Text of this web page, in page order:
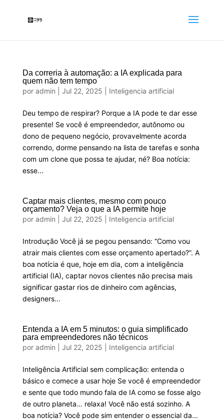
Da correria à automação: a IA explicada para
quem não tem tempo
por admin Jul 22, 2025 Inteligencia artificial
Deu tempo de respirar? Porque a IA pode te dar esse
presente! Se você é empreendedor, autônomo ou
dono de pequeno negócio, provavelmente acorda
correndo, dorme pensando na lista de tarefas e sonha
com um clone que possa te ajudar, né? Boa notícia:
esse...
Captar mais clientes, mesmo com pouco
orçamento? Veja o que a IA permite hoje
por admin Jul 22, 2025 Inteligencia artificial
Introdução Você já se pegou pensando: “Como vou
atrair mais clientes com esse orçamento apertado?”. A
boa notícia é que, hoje em dia, com a inteligência
artificial (IA), captar novos clientes não precisa mais
significar gastar rios de dinheiro com agências,
designers...
Entenda a IA em 5 minutos: o guia simplificado
para empreendedores não técnicos
por admin Jul 22, 2025 Inteligencia artificial
Inteligência Artificial sem complicação: entenda o
básico e comece a usar hoje Se você é empreendedor
e sente que todo mundo fala de IA como se fosse algo
de outro planeta… relaxa! Você não está sozinho. A
boa notícia? Você pode sim entender o essencial da...